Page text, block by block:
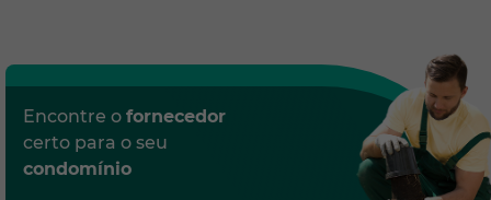
Encontre o fornecedor
certo para o seu
condomínio